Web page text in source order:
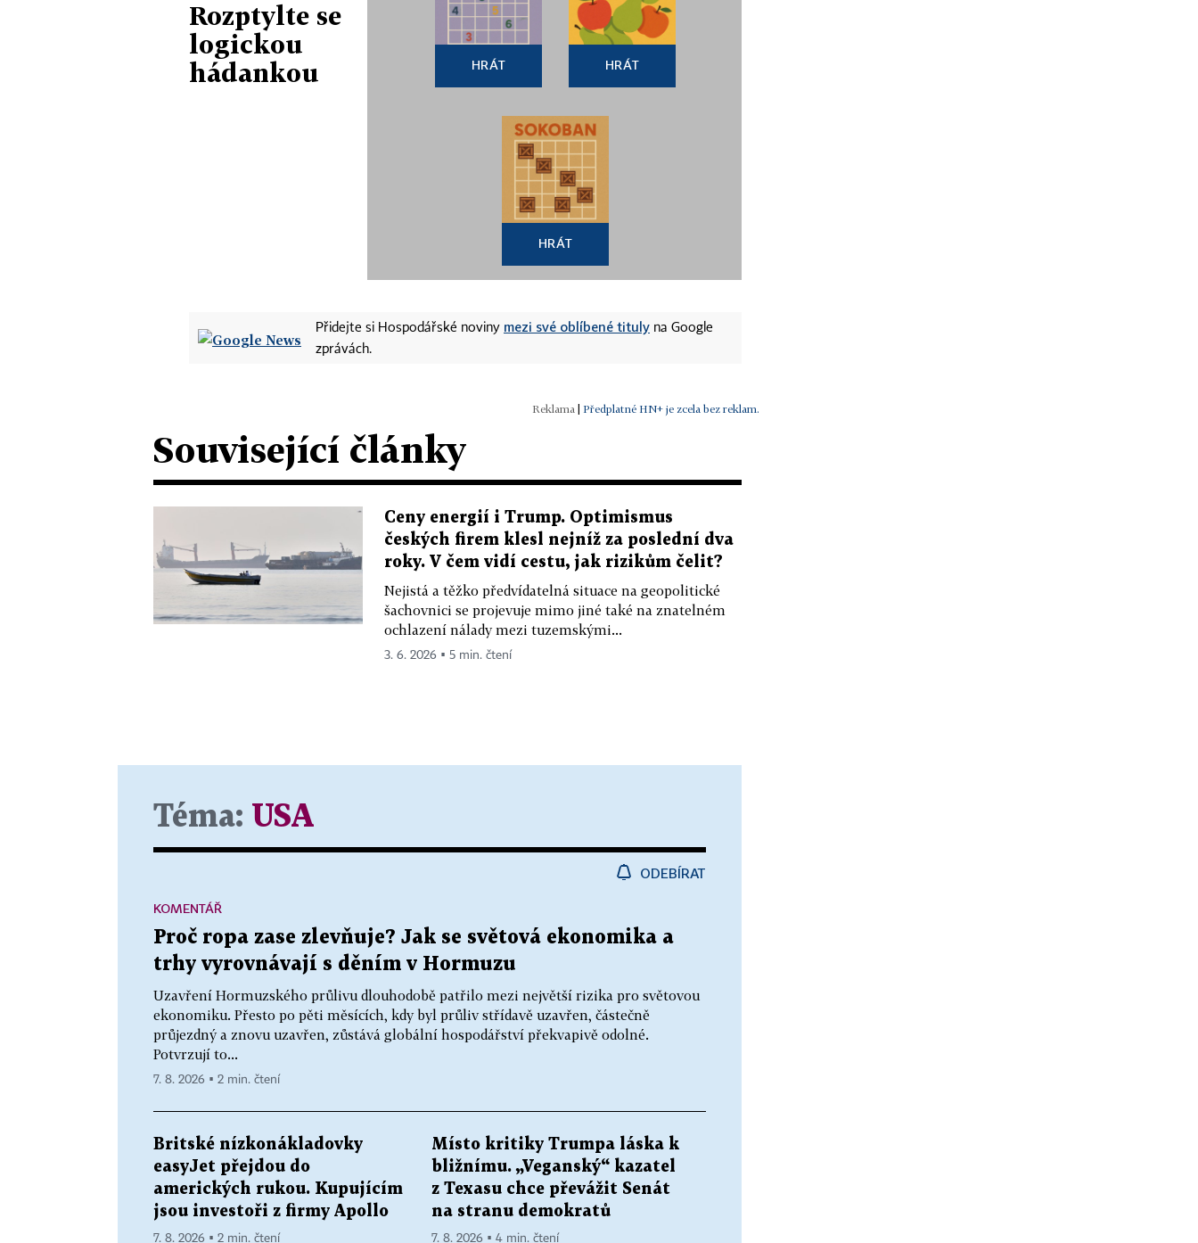
Rozptylte se
logickou
hádankou
HRÁT HRÁT
HRÁT
Přidejte si Hospodářské noviny mezi své oblíbené tituly na Google
zprávách.
Předplatné HN+ je zcela bez reklam.
Související články
Ceny energií i Trump. Optimismus
českých firem klesl nejníž za poslední dva
roky. V čem vidí cestu, jak rizikům čelit?
Nejistá a těžko předvídatelná situace na geopolitické
šachovnici se projevuje mimo jiné také na znatelném
ochlazení nálady mezi tuzemskými...
3. 6. 2026 ▪ 5 min. čtení
Téma: USA
ODEBÍRAT
Proč ropa zase zlevňuje? Jak se světová ekonomika a
trhy vyrovnávají s děním v Hormuzu
Uzavření Hormuzského průlivu dlouhodobě patřilo mezi největší rizika pro světovou
ekonomiku. Přesto po pěti měsících, kdy byl průliv střídavě uzavřen, částečně
průjezdný a znovu uzavřen, zůstává globální hospodářství překvapivě odolné.
Potvrzují to...
KOMENTÁŘ
7. 8. 2026 ▪ 2 min. čtení
Britské nízkonákladovky
easyJet přejdou do
amerických rukou. Kupujícím
jsou investoři z firmy Apollo
7. 8. 2026 ▪ 2 min. čtení
Místo kritiky Trumpa láska k
bližnímu. „Veganský“ kazatel
z Texasu chce převážit Senát
na stranu demokratů
7. 8. 2026 ▪ 4 min. čtení